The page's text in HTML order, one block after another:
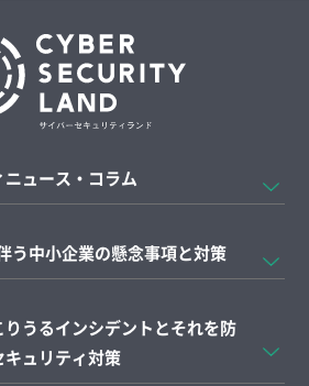
ュース・コラム
う中小企業の懸念事項と対策
うるインシデントとそれを防
キュリティ対策